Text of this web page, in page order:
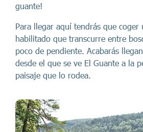
guante!
Para llegar aquí tendrás que coger
habilitado que transcurre entre
poco de pendiente. Acabarás
desde el que se ve El Guante a la
paisaje que lo rodea.